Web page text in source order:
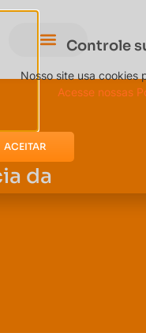
da
Controle
Nosso site usa cookies
Acesse nossas
ACEITAR